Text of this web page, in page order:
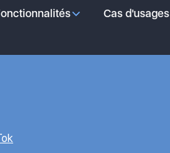
Cas d'usages